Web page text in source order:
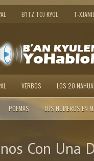
B'ITZ TOJ KYOL T-
VERBOS LOS 20
POEMAS LOS NUMEROS EN
Con Una